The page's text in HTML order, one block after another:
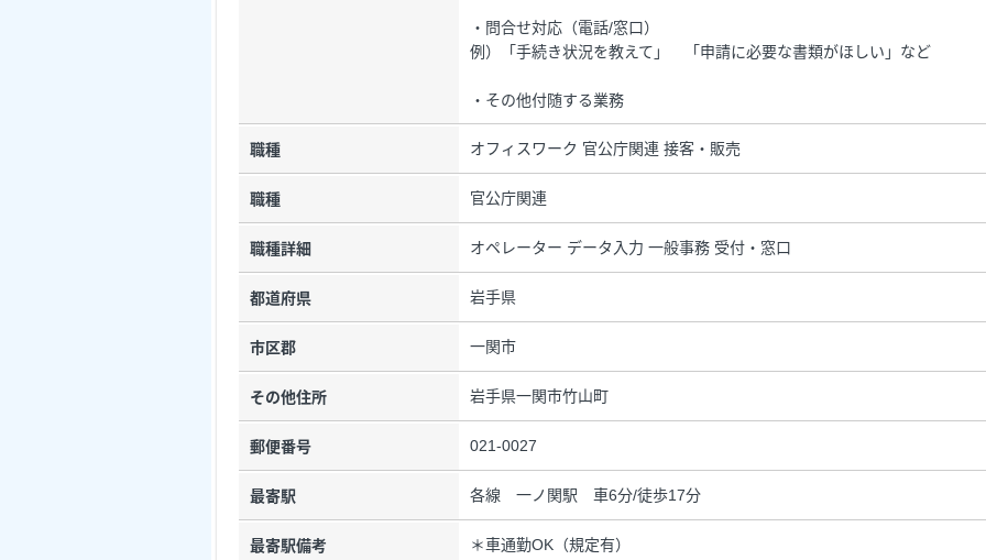
・問合せ対応（電話/窓口）
例）「手続き状況を教えて」 「申請に必要な書類がほしい」など
・その他付随する業務
職種 オフィスワーク 官公庁関連 接客・販売
職種 官公庁関連
職種詳細 オペレーター データ入力 一般事務 受付・窓口
都道府県 岩手県
市区郡 一関市
その他住所 岩手県一関市竹山町
郵便番号 021-0027
最寄駅 各線 一ノ関駅 車6分/徒歩17分
最寄駅備考 ＊車通勤OK（規定有）